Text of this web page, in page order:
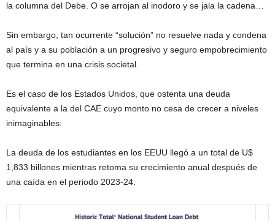
la columna del Debe. O se arrojan al inodoro y se jala la cadena…
Sin embargo, tan ocurrente “solución” no resuelve nada y condena
al país y a su población a un progresivo y seguro empobrecimiento
que termina en una crisis societal.
Es el caso de los Estados Unidos, que ostenta una deuda
equivalente a la del CAE cuyo monto no cesa de crecer a niveles
inimaginables:
La deuda de los estudiantes en los EEUU llegó a un total de U$
1,833 billones mientras retoma su crecimiento anual después de
una caída en el periodo 2023-24.